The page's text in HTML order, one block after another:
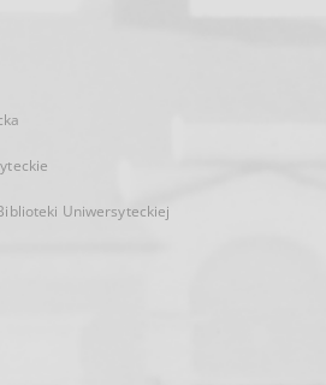
Uniwersyteckiej